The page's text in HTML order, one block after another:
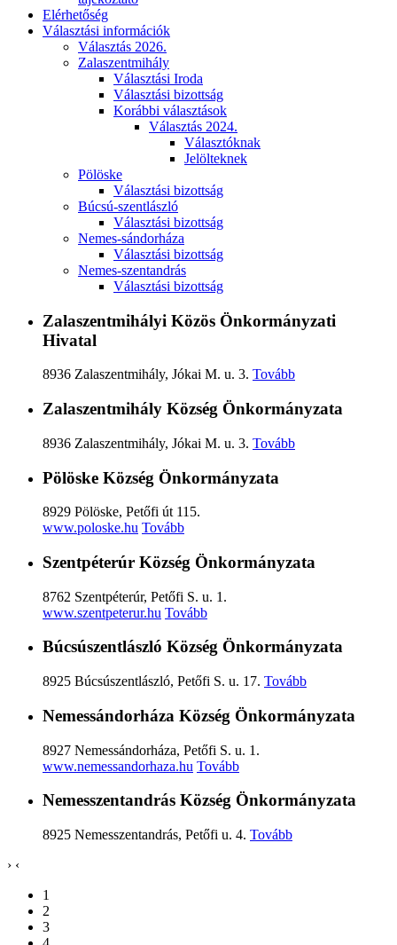
Elérhetőség
Választási információk
Választás 2026.
Zalaszentmihály
Választási Iroda
Választási bizottság
Korábbi választások
Választás 2024.
Választóknak
Jelölteknek
Pölöske
Választási bizottság
Búcsú-szentlászló
Választási bizottság
Nemes-sándorháza
Választási bizottság
Nemes-szentandrás
Választási bizottság
Zalaszentmihályi Közös Önkormányzati
Hivatal
8936 Zalaszentmihály, Jókai M. u. 3. Tovább
Zalaszentmihály Község Önkormányzata
8936 Zalaszentmihály, Jókai M. u. 3. Tovább
Pölöske Község Önkormányzata
8929 Pölöske, Petőfi út 115.
www.poloske.hu Tovább
Szentpéterúr Község Önkormányzata
8762 Szentpéterúr, Petőfi S. u. 1.
www.szentpeterur.hu Tovább
Búcsúszentlászló Község Önkormányzata
8925 Búcsúszentlászló, Petőfi S. u. 17. Tovább
Nemessándorháza Község Önkormányzata
8927 Nemessándorháza, Petőfi S. u. 1.
www.nemessandorhaza.hu Tovább
Nemesszentandrás Község Önkormányzata
8925 Nemesszentandrás, Petőfi u. 4. Tovább
› ‹
1
2
3